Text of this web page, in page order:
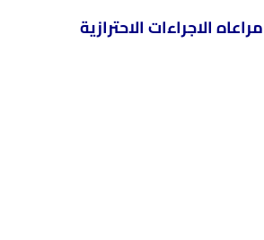
الاجراءات الاحترازية